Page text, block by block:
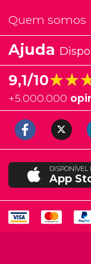
Quem somos
Ajuda
9,1/10
+5.000.000
DISPONÍVEL
App